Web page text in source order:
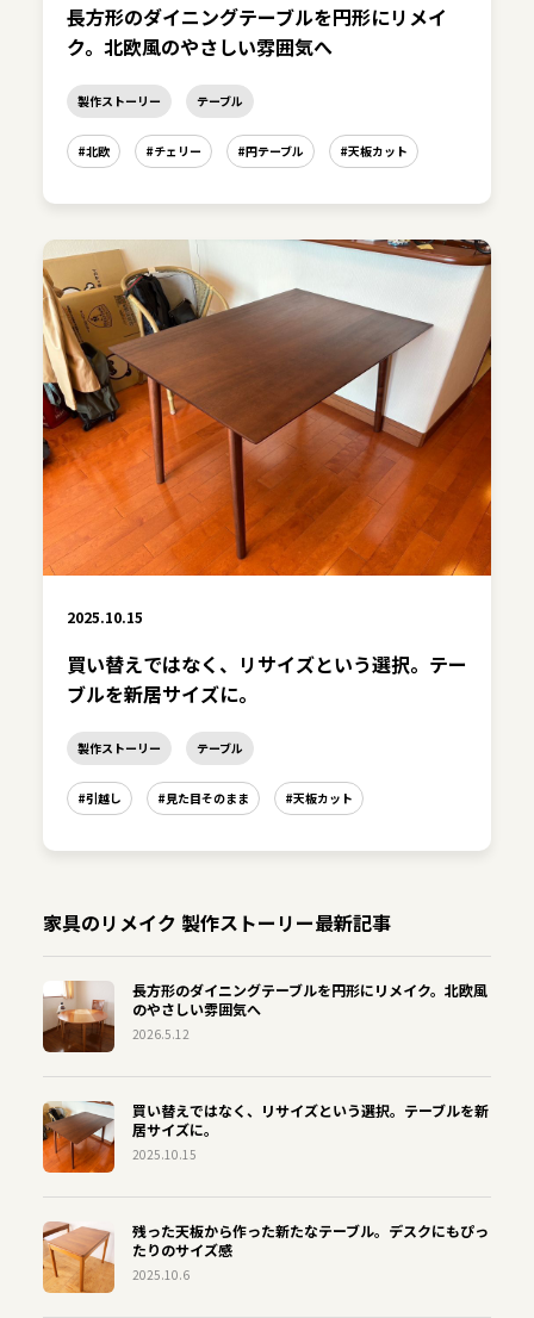
長方形のダイニングテーブルを円形にリメイ
ク。北欧風のやさしい雰囲気へ
製作ストーリー テーブル
#北欧 #チェリー #円テーブル #天板カット
2025.10.15
買い替えではなく、リサイズという選択。テー
ブルを新居サイズに。
製作ストーリー テーブル
#引越し #見た目そのまま #天板カット
家具のリメイク 製作ストーリー最新記事
長方形のダイニングテーブルを円形にリメイク。北欧風
のやさしい雰囲気へ
2026.5.12
買い替えではなく、リサイズという選択。テーブルを新
居サイズに。
2025.10.15
残った天板から作った新たなテーブル。デスクにもぴっ
たりのサイズ感
2025.10.6